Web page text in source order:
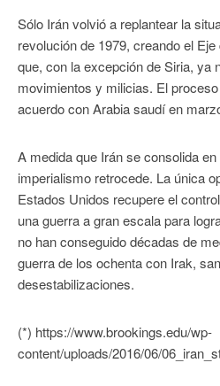
Sólo Irán volvió a replantear la
revolución de 1979, creando el
que, con la excepción de Siria, ya
movimientos y milicias. El
acuerdo con Arabia saudí en
A medida que Irán se consolida
imperialismo retrocede. La única
Estados Unidos recupere el
una guerra a gran escala para
no han conseguido décadas de
guerra de los ochenta con Irak,
desestabilizaciones.
(*) https://www.brookings.edu/wp-
content/uploads/2016/06/